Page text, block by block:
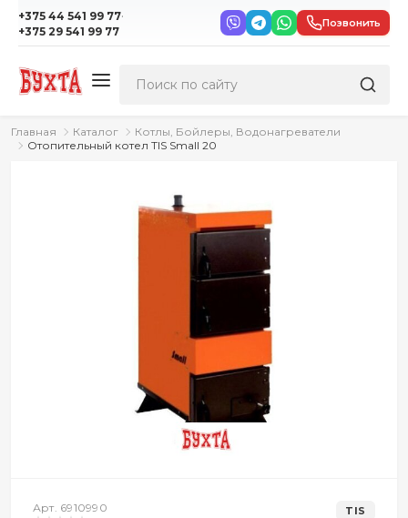
+375 44 541 99 77·
+375 29 541 99 77
Позвонить
Главная Каталог
Котлы, Бойлеры, Водонагреватели
Отопительный котел TIS Small 20
Арт. 6910990 TIS